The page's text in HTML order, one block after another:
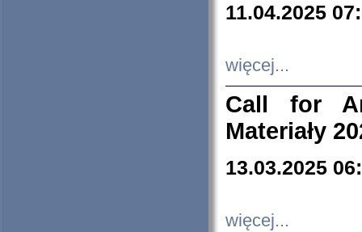
11.04.2025
więcej...
Call for
Materiały
13.03.2025
więcej...